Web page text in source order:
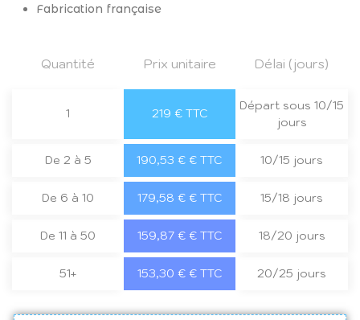
Fabrication française
Quantité Prix unitaire Délai (jours)
1 219 € TTC
Départ sous 10/15
jours
De 2 à 5 190,53 € € TTC 10/15 jours
De 6 à 10 179,58 € € TTC 15/18 jours
De 11 à 50 159,87 € € TTC 18/20 jours
51+ 153,30 € € TTC 20/25 jours